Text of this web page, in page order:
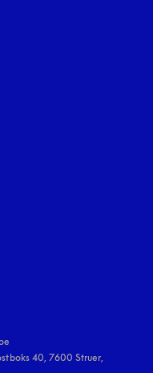
40, 7600 Struer,